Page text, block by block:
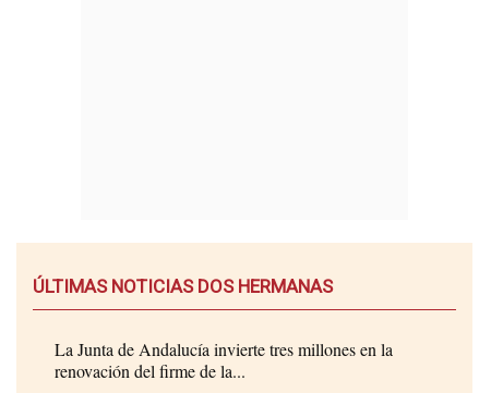
ÚLTIMAS NOTICIAS DOS HERMANAS
La Junta de Andalucía invierte tres millones en la
renovación del firme de la...